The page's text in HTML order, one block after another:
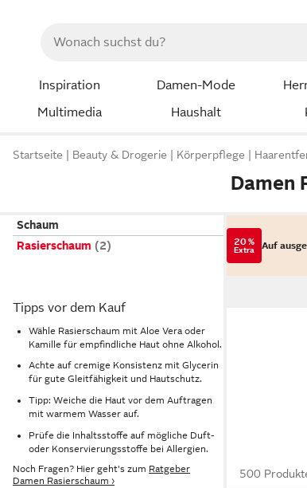
Inspiration Damen-Mode
Multimedia
Haushalt
Startseite Beauty & Drogerie Körperpflege
Damen
Schaum
Rasierschaum
Tipps vor dem Kauf
Wähle Rasierschaum mit Aloe Vera oder
Kamille für empfindliche Haut ohne Alkohol.
Achte auf cremige Konsistenz mit Glycerin
für gute Gleitfähigkeit und Hautschutz.
Tipp: Weiche die Haut vor dem Auftragen
mit warmem Wasser auf.
Prüfe die Inhaltsstoffe auf mögliche Duft-
oder Konservierungsstoffe bei Allergien.
Noch Fragen? Hier geht's zum Ratgeber
Damen Rasierschaum ›
20 %
Extra Auf
500